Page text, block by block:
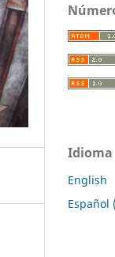
Idioma
English
Español